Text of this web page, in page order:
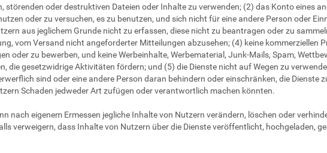
störenden oder destruktiven Dateien oder Inhalte zu verwenden; (2) das Konto eines
oder zu versuchen, es zu benutzen, und sich nicht für eine andere Person oder
aus jeglichem Grunde nicht zu erfassen, diese nicht zu beantragen oder zu
vom Versand nicht angeforderter Mitteilungen abzusehen; (4) keine kommerziellen
oder zu bewerben, und keine Werbeinhalte, Werbematerial, Junk-Mails, Spam,
die gesetzwidrige Aktivitäten fördern; und (5) die Dienste nicht auf Wegen zu
sind oder eine andere Person daran behindern oder einschränken, die Dienste
Schaden jedweder Art zufügen oder verantwortlich machen könnten.
nach eigenem Ermessen jegliche Inhalte von Nutzern verändern, löschen oder
verweigern, dass Inhalte von Nutzern über die Dienste veröffentlicht, hochgeladen,